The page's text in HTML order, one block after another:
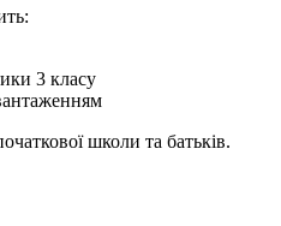
3 класу
школи та батьків.